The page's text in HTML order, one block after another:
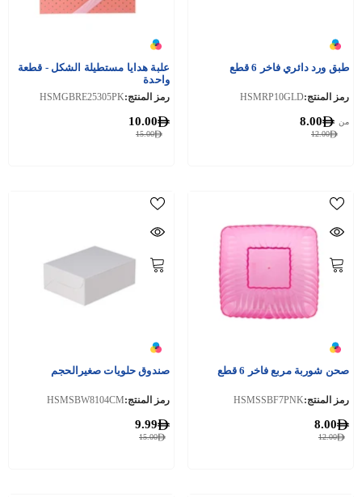
طبق ورد دائري فاخر 6 قطع
رمز المنتج:HSMRP10GLD
12.00
من 8.00
علبة هدايا مستطيلة الشكل - قطعة
واحدة
رمز المنتج:HSMGBRE25305PK
15.00
10.00
صحن شوربة مربع فاخر 6 قطع
رمز المنتج:HSMSSBF7PNK
12.00
8.00
صندوق حلويات صغيرالحجم
رمز المنتج:HSMSBW8104CM
15.00
9.99